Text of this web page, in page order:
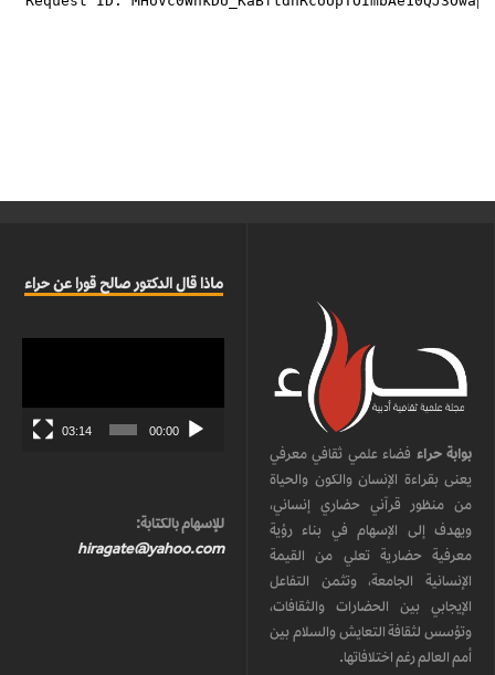
بوابة حراء فضاء علمي ثقافي معرفي
يعنى بقراءة الإنسان والكون والحياة
من منظور قرآني حضاري إنساني،
ويهدف إلى الإسهام في بناء رؤية
معرفية حضارية تعلي من القيمة
الإنسانية الجامعة، وتثمن التفاعل
الإيجابي بين الحضارات والثقافات،
وتؤسس لثقافة التعايش والسلام بين
أمم العالم رغم اختلافاتها.
ماذا قال الدكتور صالح قورا عن حراء
00:00
03:14
للإسهام بالكتابة:
hiragate@yahoo.com